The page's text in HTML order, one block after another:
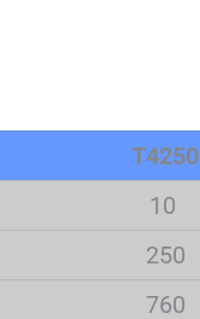
T4250
10
250
760